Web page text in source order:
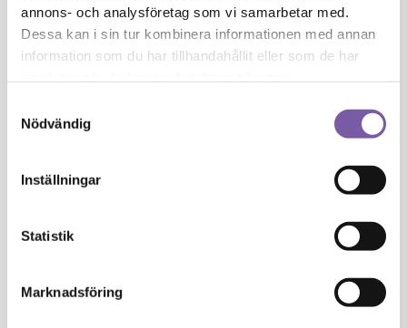
annons- och analysföretag som vi samarbetar med.
Dessa kan i sin tur kombinera informationen med annan
information som du har tillhandahållit eller som de har
Nödvändig
Inställningar
Statistik
Marknadsföring
Juniperus Communis Oil
K
Kaolin
L